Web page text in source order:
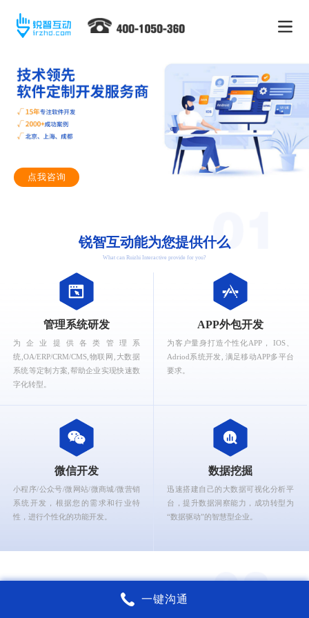
点我咨询
锐智互动能为您提供什么
What can Ruizhi Interactive provide for you?
管理系统研发
为企业提供各类管理系
统,OA/ERP/CRM/CMS,物联网,大数据
系统等定制方案,帮助企业实现快速数
字化转型。
APP外包开发
为客户量身打造个性化APP， IOS、
Adriod系统开发, 满足移动APP多平台
要求。
微信开发
小程序/公众号/微网站/微商城/微营销
系统开发，根据您的需求和行业特
性，进行个性化的功能开发。
数据挖掘
迅速搭建自己的大数据可视化分析平
台，提升数据洞察能力，成功转型为
“数据驱动”的智慧型企业。
锐智互动核心能力
一键沟通